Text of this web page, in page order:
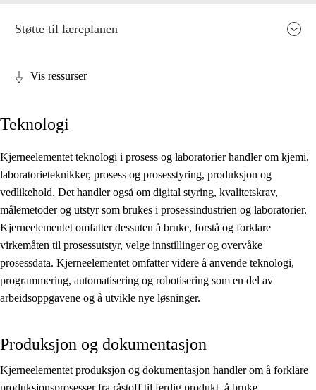
Kjerneelementer
Tverrfaglige temaer
Grunnleggende ferdigheter
Støtte til læreplanen
Vis ressurser
Teknologi
Kjerneelementet teknologi i prosess og laboratorier handler om kjemi,
laboratorieteknikker, prosess og prosesstyring, produksjon og
vedlikehold. Det handler også om digital styring, kvalitetskrav,
målemetoder og utstyr som brukes i prosessindustrien og laboratorier.
Kjerneelementet omfatter dessuten å bruke, forstå og forklare
virkemåten til prosessutstyr, velge innstillinger og overvåke
prosessdata. Kjerneelementet omfatter videre å anvende teknologi,
programmering, automatisering og robotisering som en del av
arbeidsoppgavene og å utvikle nye løsninger.
Produksjon og dokumentasjon
Kjerneelementet produksjon og dokumentasjon handler om å forklare